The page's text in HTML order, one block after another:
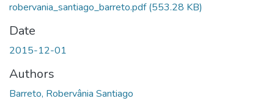
robervania_santiago_barreto.pdf(553.28 KB)
Date
2015-12-01
Authors
Barreto, Robervânia Santiago